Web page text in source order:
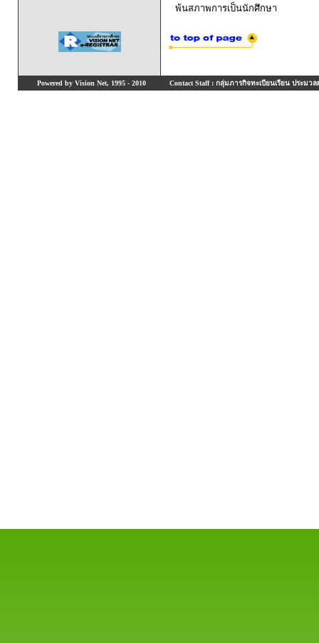
พ้นสภาพการเป็นนักศึกษา
Powered by Vision Net, 1995 - 2010 Contact Staff : กลุ่มภารกิจทะเบียนเรียน ประมวล